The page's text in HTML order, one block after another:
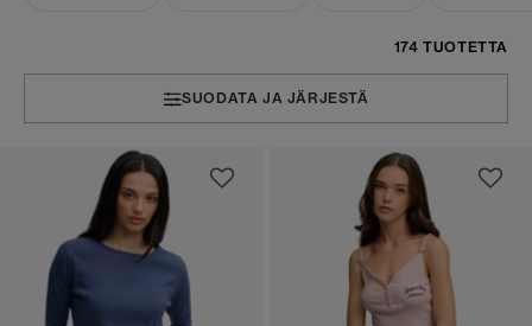
174 TUOTETTA
SUODATA JA JÄRJESTÄ